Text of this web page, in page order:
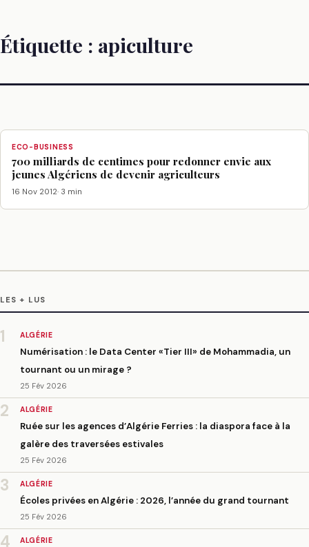
Étiquette : apiculture
ECO-BUSINESS
700 milliards de centimes pour redonner envie aux
jeunes Algériens de devenir agriculteurs
16 Nov 2012· 3 min
LES + LUS
1 ALGÉRIE
Numérisation : le Data Center «Tier III» de Mohammadia, un
tournant ou un mirage ?
25 Fév 2026
2 ALGÉRIE
Ruée sur les agences d’Algérie Ferries : la diaspora face à la
galère des traversées estivales
25 Fév 2026
3 ALGÉRIE
Écoles privées en Algérie : 2026, l’année du grand tournant
25 Fév 2026
4 ALGÉRIE